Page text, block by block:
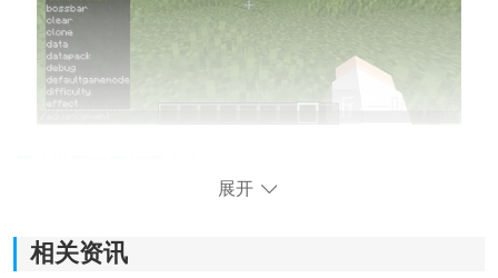
设置难度为简单
展开
相关资讯